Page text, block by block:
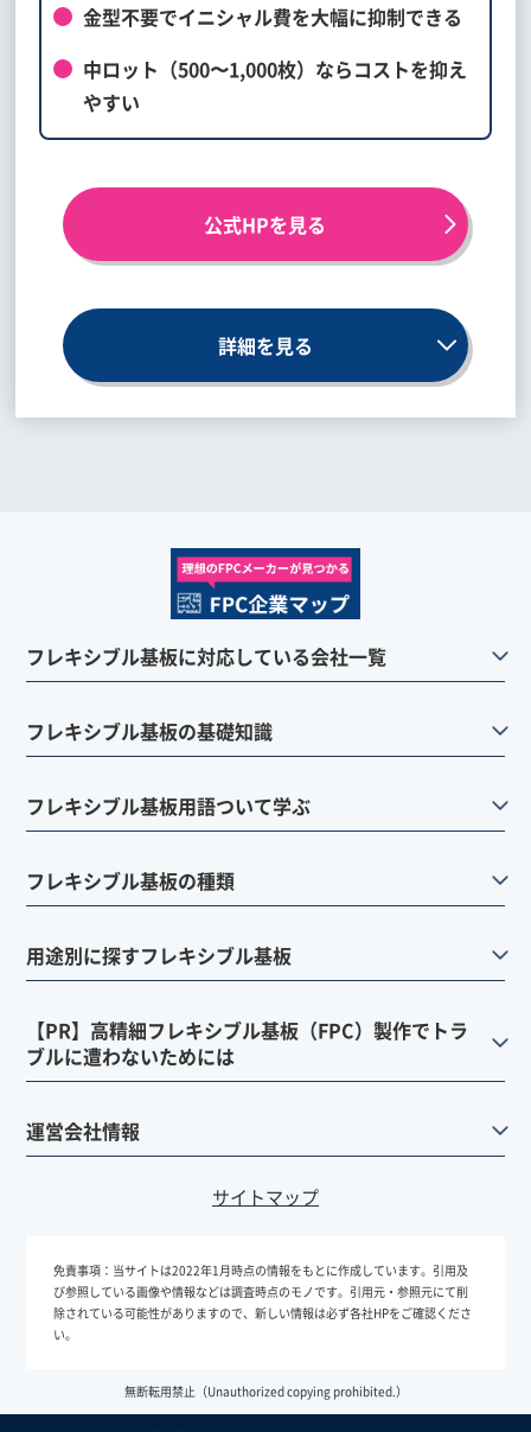
金型不要でイニシャル費を大幅に抑制できる
中ロット（500〜1,000枚）ならコストを抑え
やすい
公式HPを見る
詳細を見る
フレキシブル基板に対応している会社一覧
フレキシブル基板の基礎知識
フレキシブル基板用語ついて学ぶ
フレキシブル基板の種類
用途別に探すフレキシブル基板
【PR】高精細フレキシブル基板（FPC）製作でトラ
ブルに遭わないためには
運営会社情報
サイトマップ
免責事項： 当サイトは2022年1月時点の情報をもとに作成しています。引用及
び参照している画像や情報などは調査時点のモノです。引用元・参照元にて削
除されている可能性がありますので、新しい情報は必ず各社HPをご確認くださ
い。
無断転用禁止（Unauthorized copying prohibited.）